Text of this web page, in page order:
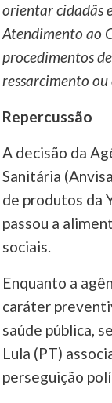
orientar cidadãs
Atendimento ao
procedimentos
ressarcimento
Repercussão
A decisão da
Sanitária
de produtos da
passou a
sociais.
Enquanto a
caráter
saúde pública,
Lula (PT)
perseguição